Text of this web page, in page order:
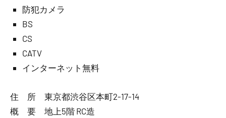
防犯カメラ
BS
CS
CATV
インターネット無料
住 所 東京都渋谷区本町2-17-14
概 要 地上5階 RC造